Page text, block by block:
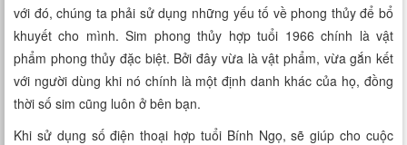
với đó, chúng ta phải sử dụng những yếu tố về phong thủy để bổ
khuyết cho mình. Sim phong thủy hợp tuổi 1966 chính là vật
phẩm phong thủy đặc biệt. Bởi đây vừa là vật phẩm, vừa gắn kết
với người dùng khi nó chính là một định danh khác của họ, đồng
thời số sim cũng luôn ở bên bạn.
Khi sử dụng số điện thoại hợp tuổi Bính Ngọ, sẽ giúp cho cuộc